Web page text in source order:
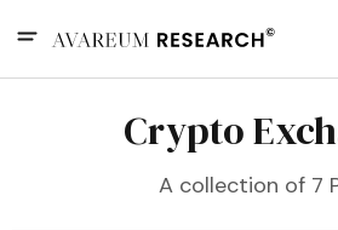
Crypto
A collection of 7